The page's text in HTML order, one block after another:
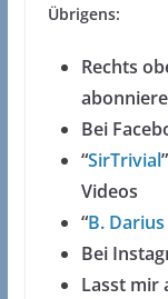
Übrigens:
Rechts
Bei
“SirTrivial
Videos
“B. Darius
Bei
Lasst mir